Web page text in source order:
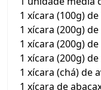
1 xícara (100g)
1 xícara (200g)
1 xícara (200g)
1 xícara (200g)
1 xícara (chá) de
1 xícara de